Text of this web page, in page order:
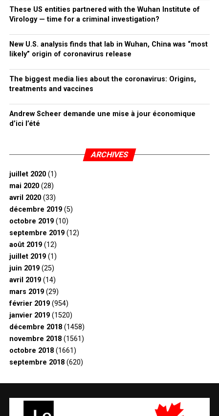
These US entities partnered with the Wuhan Institute of
Virology — time for a criminal investigation?
New U.S. analysis finds that lab in Wuhan, China was “most
likely” origin of coronavirus release
The biggest media lies about the coronavirus: Origins,
treatments and vaccines
Andrew Scheer demande une mise à jour économique
d’ici l’été
ARCHIVES
juillet 2020(1)
mai 2020(28)
avril 2020(33)
décembre 2019(5)
octobre 2019(10)
septembre 2019(12)
août 2019(12)
juillet 2019(1)
juin 2019(25)
avril 2019(14)
mars 2019(29)
février 2019(954)
janvier 2019(1520)
décembre 2018(1458)
novembre 2018(1561)
octobre 2018(1661)
septembre 2018(620)